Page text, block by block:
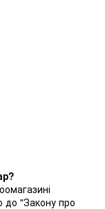
до "Закону про